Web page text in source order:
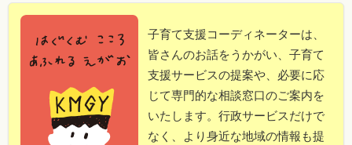
子育て支援コーディネーターは、
皆さんのお話をうかがい、子育て
支援サービスの提案や、必要に応
じて専門的な相談窓口のご案内を
いたします。行政サービスだけで
なく、より身近な地域の情報も提